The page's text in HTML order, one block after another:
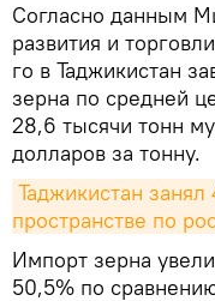
Согласно данным
развития и
го в Таджикистан
зерна по средней
28,6 тысячи тонн
долларов за тонну.
Таджикистан
пространстве по
Импорт зерна
50,5% по